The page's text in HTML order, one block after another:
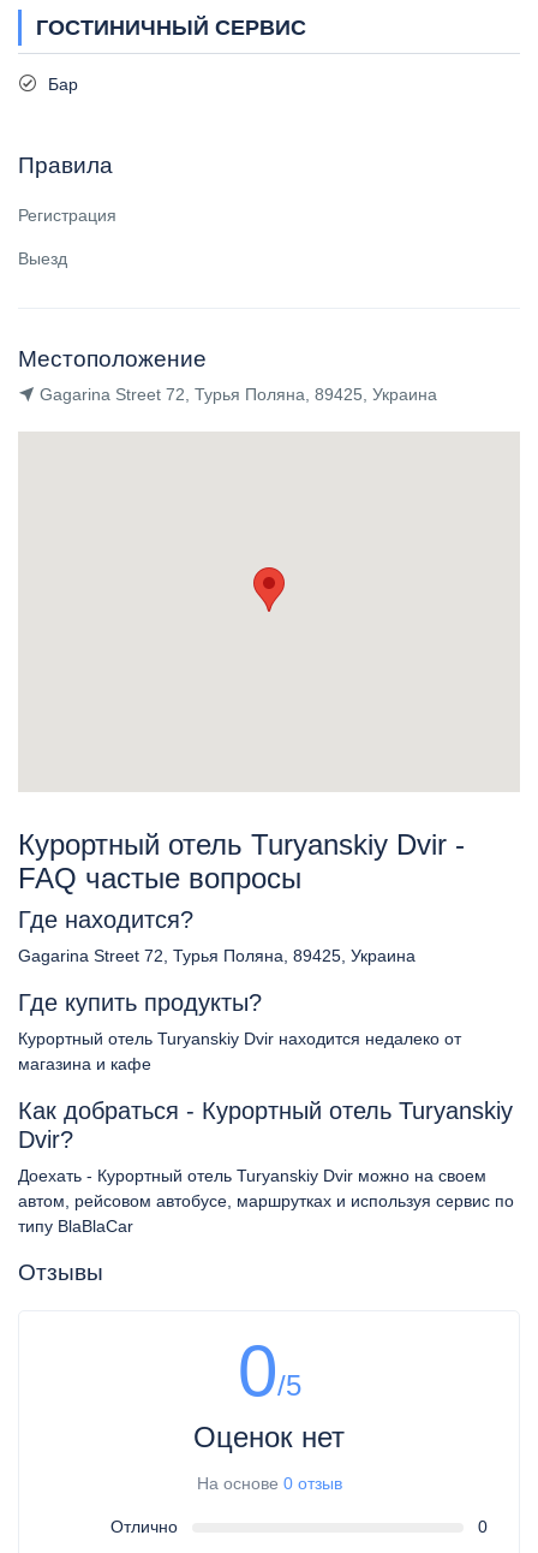
ГОСТИНИЧНЫЙ СЕРВИС
Бар
Правила
Регистрация
Выезд
Местоположение
Gagarina Street 72, Турья Поляна, 89425, Украина
Курортный отель Turyanskiy Dvir -
FAQ частые вопросы
Где находится?
Gagarina Street 72, Турья Поляна, 89425, Украина
Где купить продукты?
Курортный отель Turyanskiy Dvir находится недалеко от
магазина и кафе
Как добраться - Курортный отель Turyanskiy
Dvir?
Доехать - Курортный отель Turyanskiy Dvir можно на своем
автом, рейсовом автобусе, маршрутках и используя сервис по
типу BlaBlaCar
Отзывы
0/5
Оценок нет
На основе 0 отзыв
Отлично 0